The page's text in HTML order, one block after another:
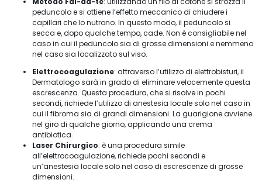
peduncolo e si ottiene l’effetto meccanico di chiudere i
capillari che lo nutrono. In questo modo, il peduncolo si
secca e, dopo qualche tempo, cade. Non è consigliabile nel
caso in cui il peduncolo sia di grosse dimensioni e nemmeno
nel caso sia localizzato sul viso.
Elettrocoagulazione: attraverso l’utilizzo di elettrobisturi, il
Dermatologo sarà in grado di eliminare velocemente questa
escrescenza. Questa procedura, che si risolve in pochi
secondi, richiede l’utilizzo di anestesia locale solo nel caso in
cui il fibroma sia di grandi dimensioni. La guarigione avviene
nel giro di qualche giorno, applicando una crema
antibiotica.
Laser Chirurgico: è una procedura simile
all’elettrocoagulazione, richiede pochi secondi e
un’anestesia locale solo nel caso di escrescenze di grosse
dimensioni.